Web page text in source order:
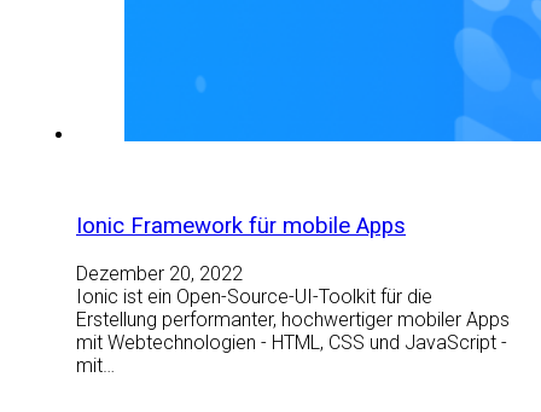
Ionic Framework für mobile Apps
Dezember 20, 2022
Ionic ist ein Open-Source-UI-Toolkit für die
Erstellung performanter, hochwertiger mobiler Apps
mit Webtechnologien - HTML, CSS und JavaScript -
mit…